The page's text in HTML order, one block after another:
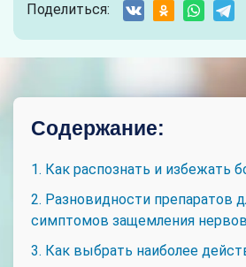
Поделиться:
Содержание:
1. Как распознать и избежать
2. Разновидности препаратов
симптомов защемления нервов
3. Как выбрать наиболее